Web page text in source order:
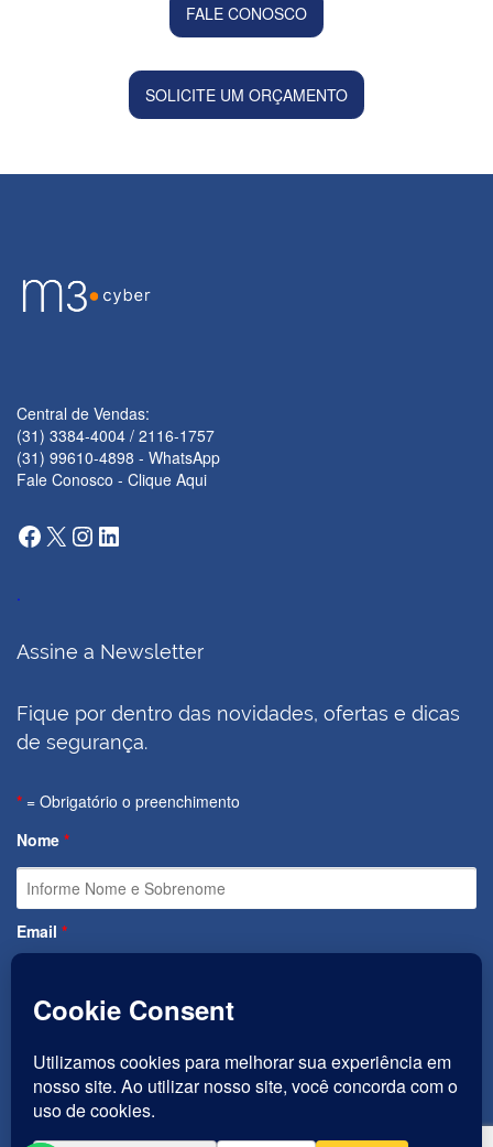
FALE CONOSCO
SOLICITE UM ORÇAMENTO
Central de Vendas:
(31) 3384-4004 / 2116-1757
(31) 99610-4898 - WhatsApp
Fale Conosco - Clique Aqui
Facebook
X Instagram
LinkedIn
.
Assine a Newsletter
Fique por dentro das novidades, ofertas e dicas
de segurança.
* = Obrigatório o preenchimento
Nome *
Email *
Início Produtos Serviços
Política de Privacidade